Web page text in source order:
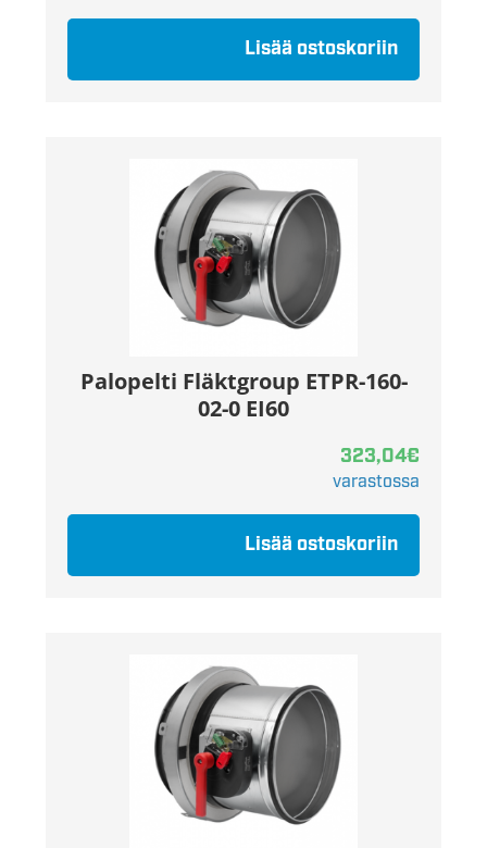
Lisää ostoskoriin
Palopelti Fläktgroup ETPR-160-
02-0 EI60
323,04€
varastossa
Lisää ostoskoriin